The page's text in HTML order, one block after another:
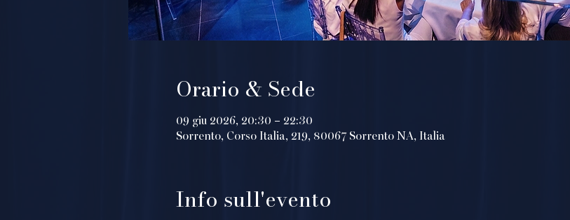
Orario & Sede
09 giu 2026, 20:30 – 22:30
Sorrento, Corso Italia, 219, 80067 Sorrento NA, Italia
Info sull'evento